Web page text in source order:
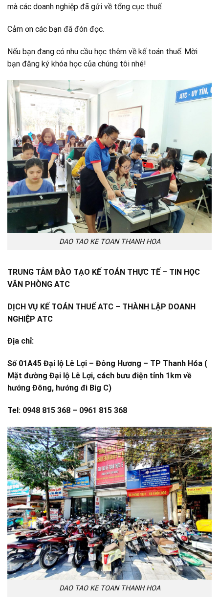
mà các doanh nghiệp đã gửi về tổng cục thuế.
Cảm ơn các bạn đã đón đọc.
Nếu bạn đang có nhu cầu học thêm về kế toán thuế. Mời
bạn đăng ký khóa học của chúng tôi nhé!
DAO TAO KE TOAN THANH HOA
TRUNG TÂM ĐÀO TẠO KẾ TOÁN THỰC TẾ – TIN HỌC
VĂN PHÒNG ATC
DỊCH VỤ KẾ TOÁN THUẾ ATC – THÀNH LẬP DOANH
NGHIỆP ATC
Địa chỉ:
Số 01A45 Đại lộ Lê Lợi – Đông Hương – TP Thanh Hóa (
Mặt đường Đại lộ Lê Lợi, cách bưu điện tỉnh 1km về
hướng Đông, hướng đi Big C)
Tel: 0948 815 368 – 0961 815 368
DAO TAO KE TOAN THANH HOA